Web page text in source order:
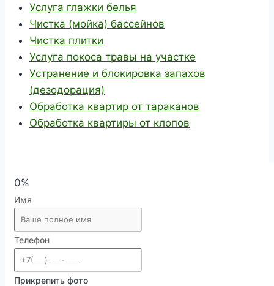
Услуга глажки белья
Чистка (мойка) бассейнов
Чистка плитки
Услуга покоса травы на участке
Устранение и блокировка запахов
(дезодорация)
Обработка квартир от тараканов
Обработка квартиры от клопов
0%
Имя
Телефон
Прикрепить фото